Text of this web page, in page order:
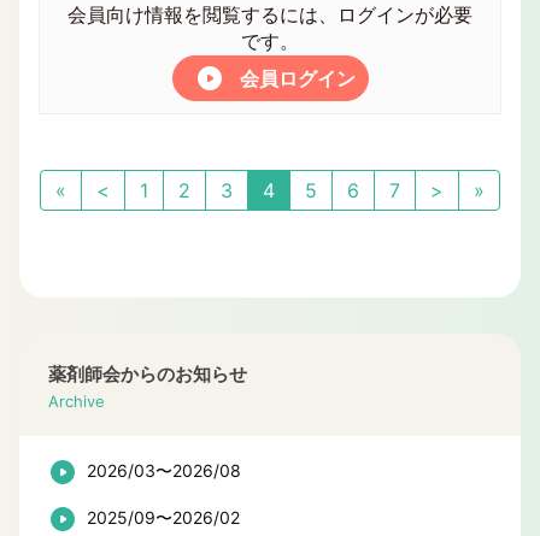
会員向け情報を閲覧するには、ログインが必要
です。
会員ログイン
« < 1 2 3 4 5 6 7 > »
薬剤師会からのお知らせ
Archive
2026/03〜2026/08
2025/09〜2026/02